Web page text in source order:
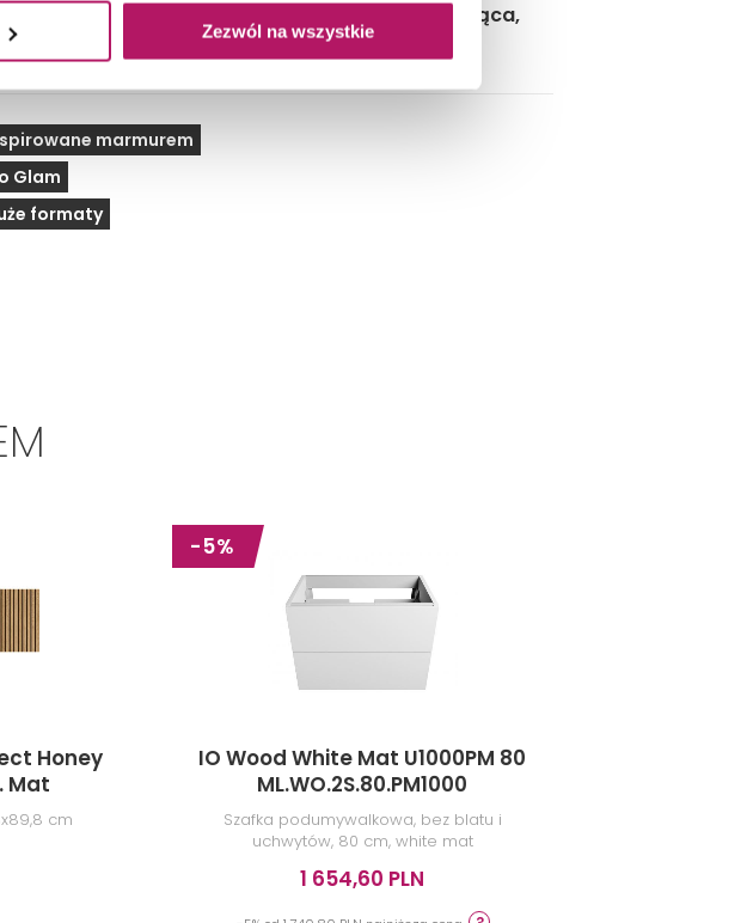
Zezwól na wszystkie
wisząca wc, bidet, kabina walk-in, szafka wisząca,
stojąca na blacie, spłuczka podtynkowa z
marmurem
Glam
formaty
Honey
Mat
cm
-5%
IO Wood White Mat U1000PM 80
ML.WO.2S.80.PM1000
Szafka podumywalkowa, bez blatu i
uchwytów, 80 cm, white mat
1 654,60 PLN